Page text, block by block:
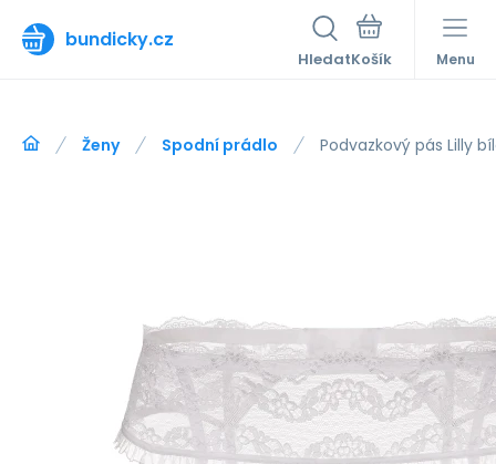
bundicky.cz
Hledat Menu
Ženy Spodní prádlo Podvazkový pás Lilly